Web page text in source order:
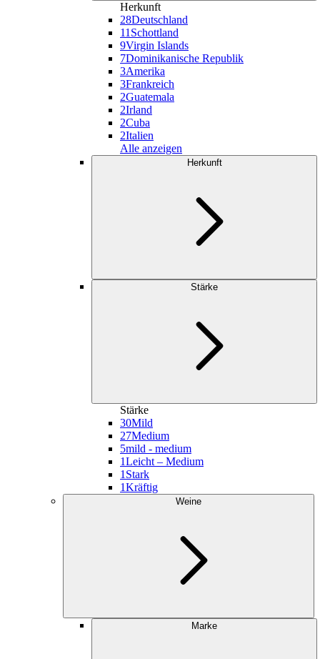
Herkunft
28Deutschland
11 Schottland
9Virgin Islands
7Dominikanische Republik
3Amerika
3Frankreich
2Guatemala
2Irland
2Cuba
2Italien
Alle anzeigen
Herkunft
Stärke
Stärke
30Mild
27Medium
5mild - medium
1Leicht – Medium
1 Stark
1Kräftig
Weine
Marke